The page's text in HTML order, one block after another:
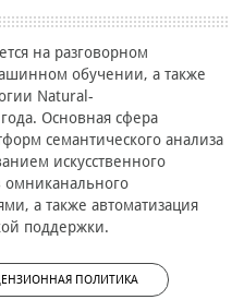
на разговорном
обучении, а также
Natural-
Основная сфера
семантического анализа
искусственного
омниканального
а также автоматизация
поддержки.
ПОЛИТИКА